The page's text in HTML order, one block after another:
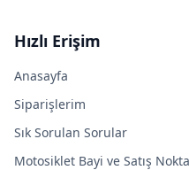
Hızlı Erişim
Anasayfa
Siparişlerim
Sık Sorulan Sorular
Motosiklet Bayi ve Satış